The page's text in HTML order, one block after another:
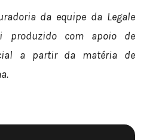
da equipe da Legale
produzido com apoio de
a partir da matéria de